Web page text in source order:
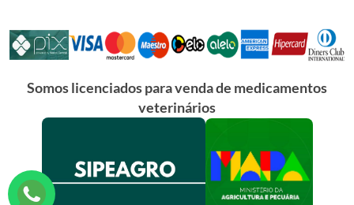
Somos licenciados para venda de medicamentos
veterinários